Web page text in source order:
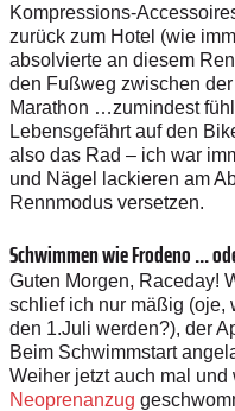
Kompressions-
zurück zum Hotel (wie
absolvierte an diesem
den Fußweg zwischen
Marathon …zumindest
Lebensgefährt auf den
also das Rad – ich war
und Nägel lackieren am
Rennmodus versetzen.
Schwimmen wie Frodeno ...
Guten Morgen, Raceday!
schlief ich nur mäßig (oje,
den 1.Juli werden?), der
Beim Schwimmstart
Weiher jetzt auch mal
Neoprenanzug